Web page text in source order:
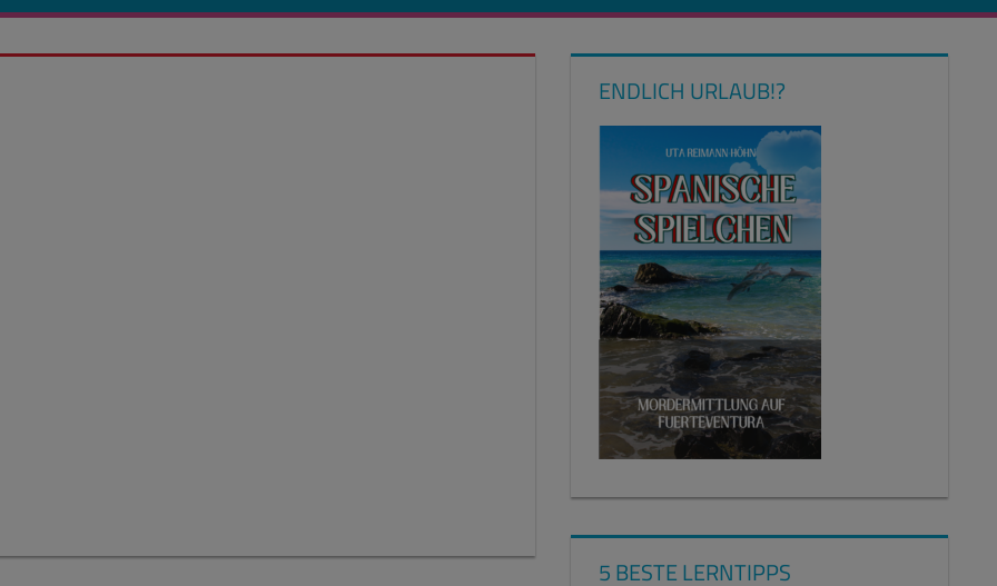
ENDLICH URLAUB!?
5 BESTE LERNTIPPS